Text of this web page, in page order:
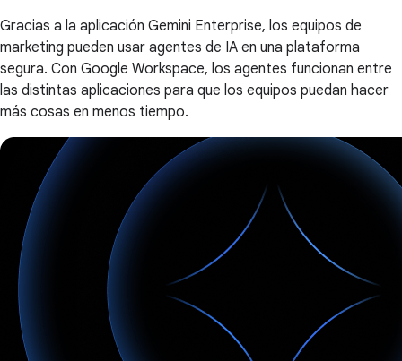
Gracias a la aplicación Gemini Enterprise, los equipos de
marketing pueden usar agentes de IA en una plataforma
segura. Con Google Workspace, los agentes funcionan entre
las distintas aplicaciones para que los equipos puedan hacer
más cosas en menos tiempo.